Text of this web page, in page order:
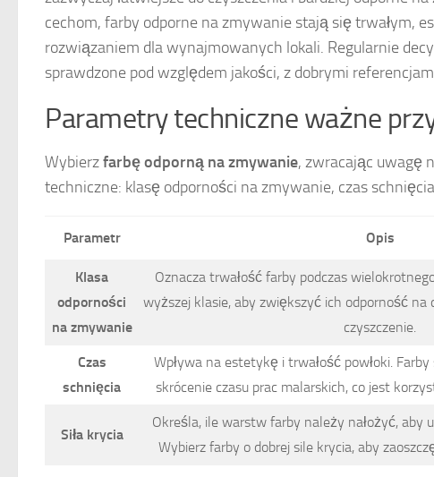
cechom, farby odporne na zmywanie stają się trwałym,
rozwiązaniem dla wynajmowanych lokali. Regularnie
sprawdzone pod względem jakości, z dobrymi
Parametry techniczne ważne
Wybierzfarbę odporną na zmywanie, zwracając uwagę
techniczne: klasę odporności na zmywanie, czas
Parametr Opis
Klasa
odporności
na zmywanie
Oznacza trwałość farby podczas
wyższej klasie, aby zwiększyć ich odporność na
czyszczenie.
Czas
schnięcia
Wpływa na estetykę i trwałość powłoki.
skrócenie czasu prac malarskich, co jest
Siła krycia
Określa, ile warstw farby należy nałożyć, aby
Wybierz farby o dobrej sile krycia, aby